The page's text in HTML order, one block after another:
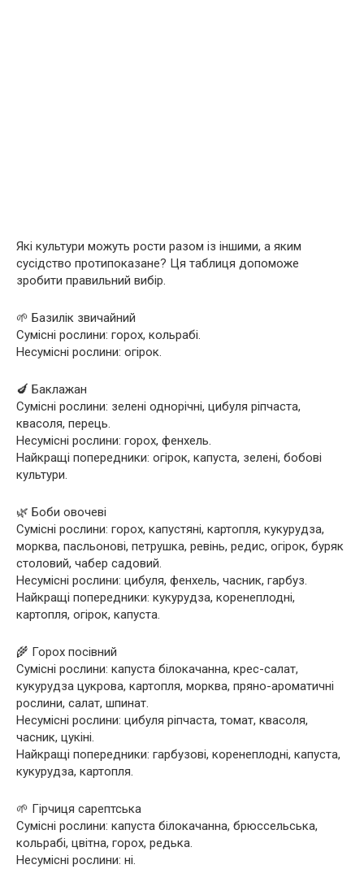
Які культури можуть рости разом із іншими, а яким
сусідство протипоказане? Ця таблиця допоможе
зробити правильний вибір.
🌱 Базилік звичайний
Сумісні рослини: горох, кольрабі.
Несумісні рослини: огірок.
🍆 Баклажан
Сумісні рослини: зелені однорічні, цибуля ріпчаста,
квасоля, перець.
Несумісні рослини: горох, фенхель.
Найкращі попередники: огірок, капуста, зелені, бобові
культури.
🌿 Боби овочеві
Сумісні рослини: горох, капустяні, картопля, кукурудза,
морква, пасльонові, петрушка, ревінь, редис, огірок, буряк
столовий, чабер садовий.
Несумісні рослини: цибуля, фенхель, часник, гарбуз.
Найкращі попередники: кукурудза, коренеплодні,
картопля, огірок, капуста.
🌾 Горох посівний
Сумісні рослини: капуста білокачанна, крес-салат,
кукурудза цукрова, картопля, морква, пряно-ароматичні
рослини, салат, шпинат.
Несумісні рослини: цибуля ріпчаста, томат, квасоля,
часник, цукіні.
Найкращі попередники: гарбузові, коренеплодні, капуста,
кукурудза, картопля.
🌱 Гірчиця сарептська
Сумісні рослини: капуста білокачанна, брюссельська,
кольрабі, цвітна, горох, редька.
Несумісні рослини: ні.